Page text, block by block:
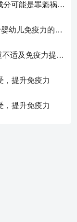
宝宝胃肠道不适？奶粉中的这些成分可能是罪魁祸首！
宝宝总生病就是免疫力低下？关于婴幼儿免疫力的真相，家长必须了解！
宝宝喂养难题：奶粉喂养与胃肠道不适及免疫力提升的奥秘
，提升免疫力
，提升免疫力